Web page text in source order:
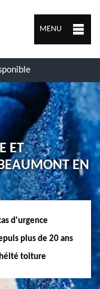
MENU
ET
EN
d'urgence
plus de 20 ans
toiture